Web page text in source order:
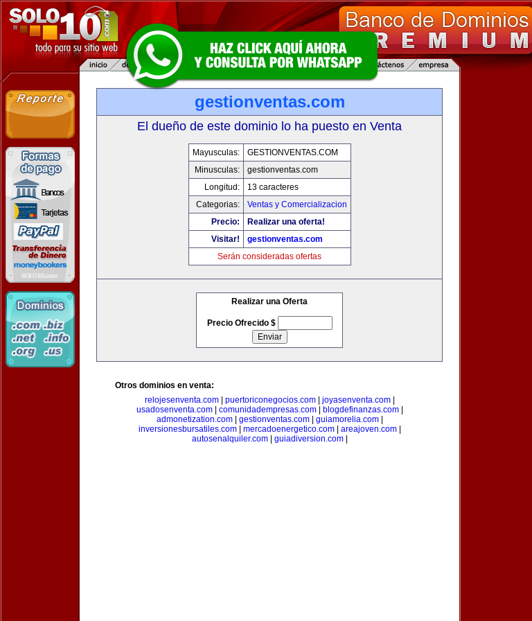
gestionventas.com
El dueño de este dominio lo ha puesto en Venta
Mayusculas:
GESTIONVENTAS.COM
Minusculas:
gestionventas.com
Longitud:
13 caracteres
Categorias:
Ventas y Comercializacion
Precio:
Realizar una oferta!
Visitar!
gestionventas.com
Serán consideradas ofertas
Realizar una Oferta
Precio Ofrecido $
Otros dominios en venta:
relojesenventa.com| puertoriconegocios.com| joyasenventa.com|
usadosenventa.com| comunidadempresas.com| blogdefinanzas.com|
admonetization.com| gestionventas.com| guiamorelia.com|
inversionesbursatiles.com| mercadoenergetico.com| areajoven.com|
autosenalquiler.com| guiadiversion.com|